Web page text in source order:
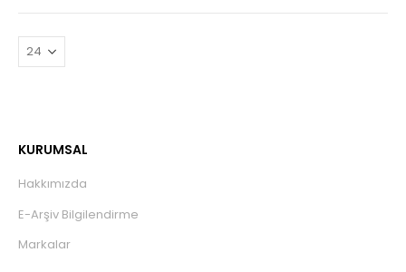
KURUMSAL
Hakkımızda
E-Arşiv Bilgilendirme
Markalar